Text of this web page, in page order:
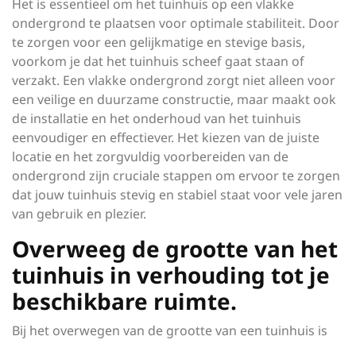
Het is essentieel om het tuinhuis op een vlakke
ondergrond te plaatsen voor optimale stabiliteit. Door
te zorgen voor een gelijkmatige en stevige basis,
voorkom je dat het tuinhuis scheef gaat staan of
verzakt. Een vlakke ondergrond zorgt niet alleen voor
een veilige en duurzame constructie, maar maakt ook
de installatie en het onderhoud van het tuinhuis
eenvoudiger en effectiever. Het kiezen van de juiste
locatie en het zorgvuldig voorbereiden van de
ondergrond zijn cruciale stappen om ervoor te zorgen
dat jouw tuinhuis stevig en stabiel staat voor vele jaren
van gebruik en plezier.
Overweeg de grootte van het
tuinhuis in verhouding tot je
beschikbare ruimte.
Bij het overwegen van de grootte van een tuinhuis is